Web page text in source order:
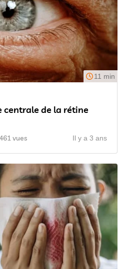
11 min
de la rétine
vues Il y a 3 ans